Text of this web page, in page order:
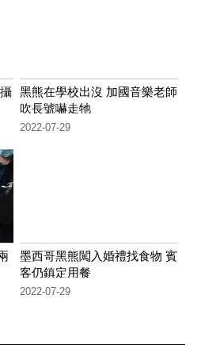
黑熊在學校出沒 加國音樂老師
吹長號嚇走牠
2022-07-29
墨西哥黑熊闖入婚禮找食物 賓
客仍鎮定用餐
2022-07-29